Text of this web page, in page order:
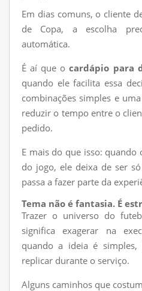
Em dias comuns, o cliente
de Copa, a escolha
automática.
É aí que ocardápio para
quando ele facilita essa
combinações simples e
reduzir o tempo entre o
pedido.
E mais do que isso:
do jogo, ele deixa de ser
passa a fazer parte da
Tema não é fantasia. É
Trazer o universo do
significa exagerar na
quando a ideia é
replicar durante o serviço.
Alguns caminhos que